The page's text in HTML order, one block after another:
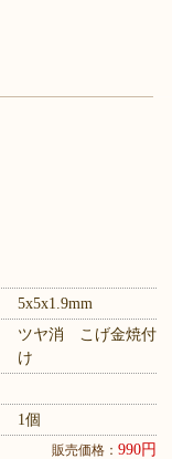
5x5x1.9mm
ツヤ消 こげ金焼付
け
1個
販売価格： 990円